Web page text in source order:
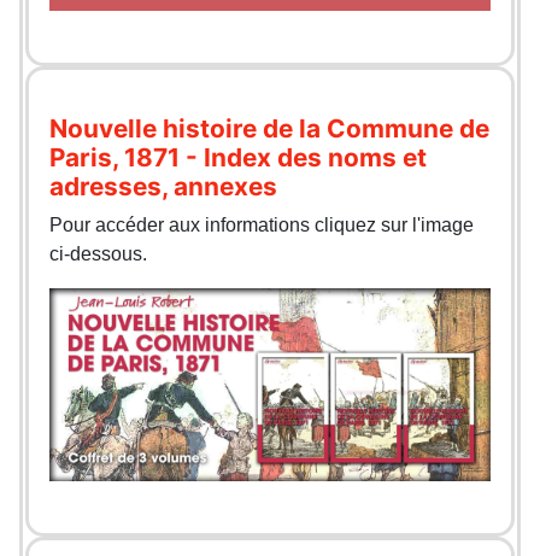
Nouvelle histoire de la Commune de
Paris, 1871 - Index des noms et
adresses, annexes
Pour accéder aux informations cliquez sur l'image
ci-dessous.